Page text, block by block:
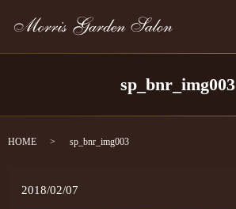
sp_bnr_img003
HOME sp_bnr_img003
2018/02/07